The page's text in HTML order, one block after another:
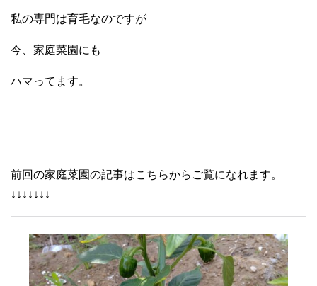
私の専門は育毛なのですが
今、家庭菜園にも
ハマってます。
前回の家庭菜園の記事はこちらからご覧になれます。
↓↓↓↓↓↓↓